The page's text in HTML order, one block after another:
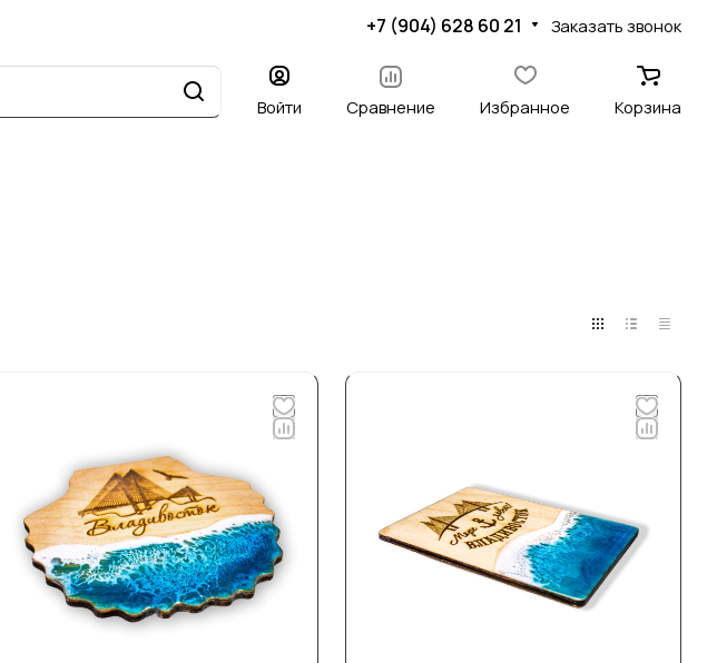
+7 (904) 628 60 21 Заказать звонок
Войти Сравнение Избранное Корзина